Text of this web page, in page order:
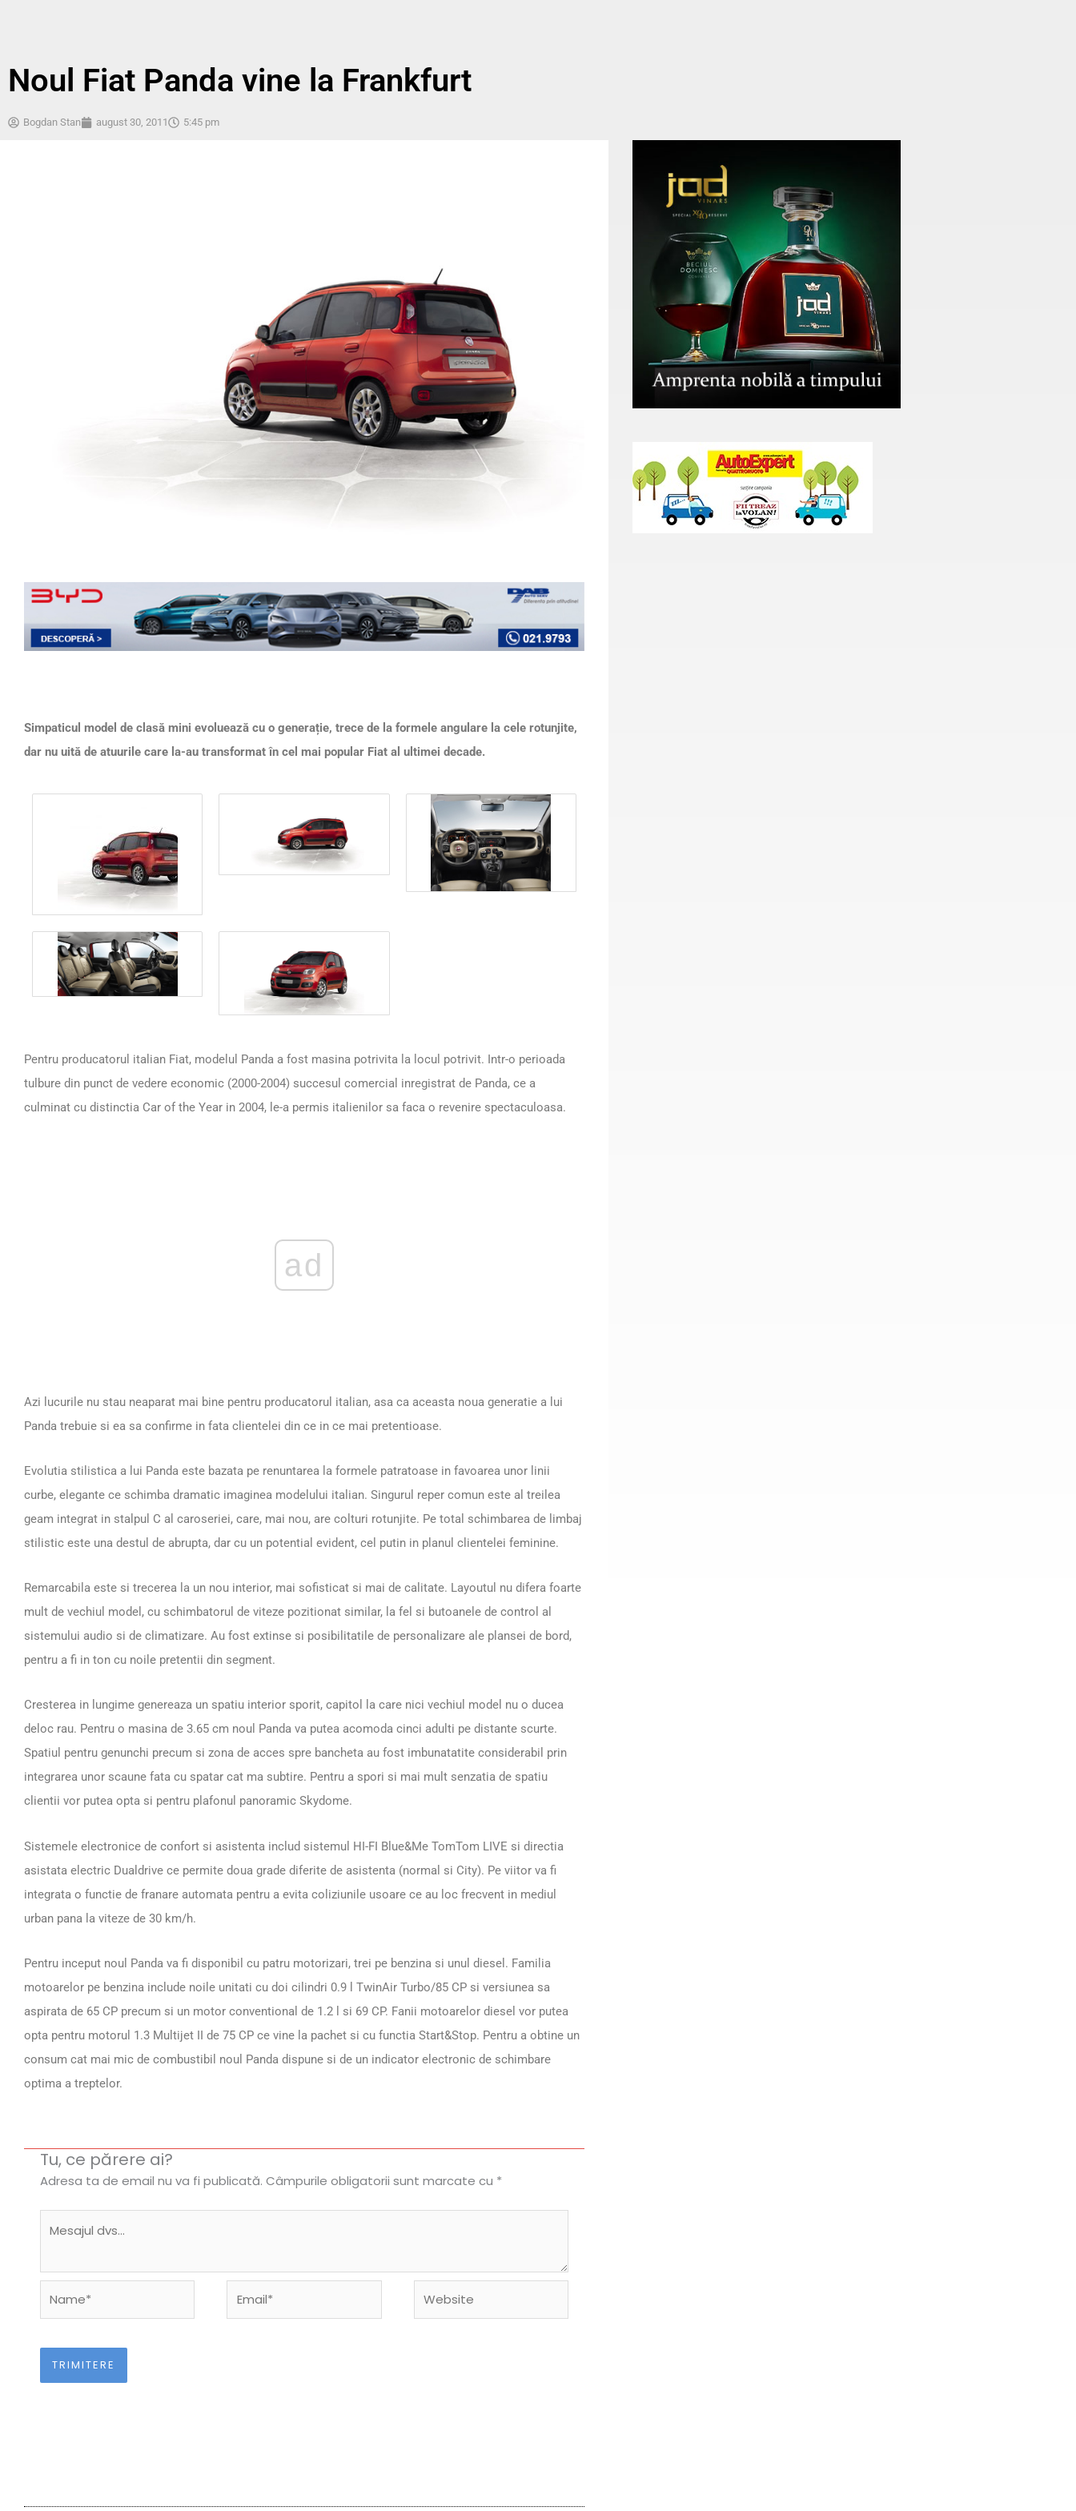
Noul Fiat Panda vine la Frankfurt
Bogdan Stan august 30, 2011 5:45 pm
Simpaticul model de clasă mini evoluează cu o generație, trece de la formele angulare la cele rotunjite,
dar nu uită de atuurile care la-au transformat în cel mai popular Fiat al ultimei decade.
Pentru producatorul italian Fiat, modelul Panda a fost masina potrivita la locul potrivit. Intr-o perioada
tulbure din punct de vedere economic (2000-2004) succesul comercial inregistrat de Panda, ce a
culminat cu distinctia Car of the Year in 2004, le-a permis italienilor sa faca o revenire spectaculoasa.
ad
Azi lucurile nu stau neaparat mai bine pentru producatorul italian, asa ca aceasta noua generatie a lui
Panda trebuie si ea sa confirme in fata clientelei din ce in ce mai pretentioase.
Evolutia stilistica a lui Panda este bazata pe renuntarea la formele patratoase in favoarea unor linii
curbe, elegante ce schimba dramatic imaginea modelului italian. Singurul reper comun este al treilea
geam integrat in stalpul C al caroseriei, care, mai nou, are colturi rotunjite. Pe total schimbarea de limbaj
stilistic este una destul de abrupta, dar cu un potential evident, cel putin in planul clientelei feminine.
Remarcabila este si trecerea la un nou interior, mai sofisticat si mai de calitate. Layoutul nu difera foarte
mult de vechiul model, cu schimbatorul de viteze pozitionat similar, la fel si butoanele de control al
sistemului audio si de climatizare. Au fost extinse si posibilitatile de personalizare ale plansei de bord,
pentru a fi in ton cu noile pretentii din segment.
Cresterea in lungime genereaza un spatiu interior sporit, capitol la care nici vechiul model nu o ducea
deloc rau. Pentru o masina de 3.65 cm noul Panda va putea acomoda cinci adulti pe distante scurte.
Spatiul pentru genunchi precum si zona de acces spre bancheta au fost imbunatatite considerabil prin
integrarea unor scaune fata cu spatar cat ma subtire. Pentru a spori si mai mult senzatia de spatiu
clientii vor putea opta si pentru plafonul panoramic Skydome.
Sistemele electronice de confort si asistenta includ sistemul HI-FI Blue&Me TomTom LIVE si directia
asistata electric Dualdrive ce permite doua grade diferite de asistenta (normal si City). Pe viitor va fi
integrata o functie de franare automata pentru a evita coliziunile usoare ce au loc frecvent in mediul
urban pana la viteze de 30 km/h.
Pentru inceput noul Panda va fi disponibil cu patru motorizari, trei pe benzina si unul diesel. Familia
motoarelor pe benzina include noile unitati cu doi cilindri 0.9 l TwinAir Turbo/85 CP si versiunea sa
aspirata de 65 CP precum si un motor conventional de 1.2 l si 69 CP. Fanii motoarelor diesel vor putea
opta pentru motorul 1.3 Multijet II de 75 CP ce vine la pachet si cu functia Start&Stop. Pentru a obtine un
consum cat mai mic de combustibil noul Panda dispune si de un indicator electronic de schimbare
optima a treptelor.
Tu, ce părere ai?
Adresa ta de email nu va fi publicată. Câmpurile obligatorii sunt marcate cu *